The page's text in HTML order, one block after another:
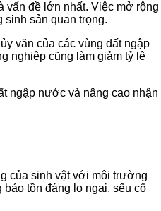
vấn đề lớn nhất. Việc mở rộng
sinh sản quan trọng.
văn của các vùng đất ngập
nghiệp cũng làm giảm tỷ lệ
ngập nước và nâng cao nhận
của sinh vật với môi trường
tồn đáng lo ngại, sếu cổ